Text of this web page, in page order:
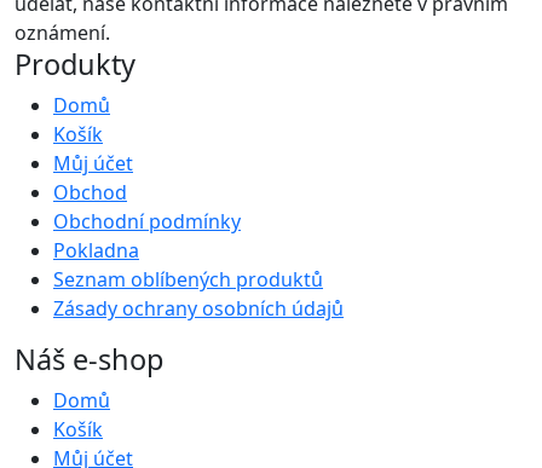
Produkty
Domů
Košík
Můj účet
Obchod
Obchodní podmínky
Pokladna
Seznam oblíbených produktů
Zásady ochrany osobních údajů
Náš e-shop
Domů
Košík
Můj účet
oznámení.